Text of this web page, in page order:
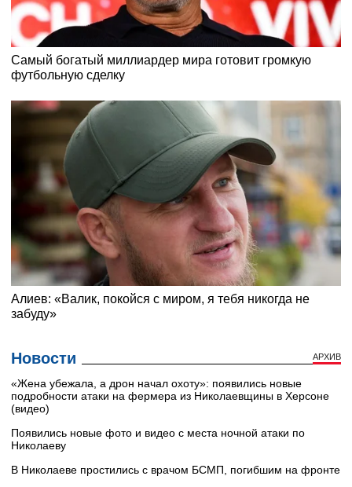
Новости АРХИВ
«Жена убежала, а дрон начал охоту»: появились новые
подробности атаки на фермера из Николаевщины в Херсоне
(видео)
Появились новые фото и видео с места ночной атаки по
Николаеву
В Николаеве простились с врачом БСМП, погибшим на фронте